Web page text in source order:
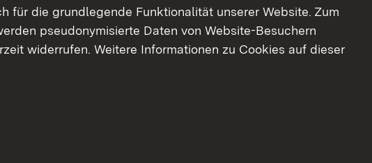
für die grundlegende Funktionalität unserer Website. Zum
pseudonymisierte Daten von Website-Besuchern
widerrufen. Weitere Informationen zu Cookies auf dieser